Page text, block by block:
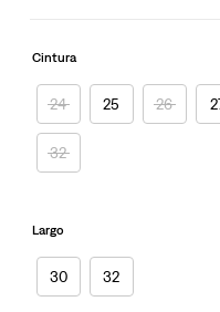
Cintura
24 25 26
32
Largo
30 32